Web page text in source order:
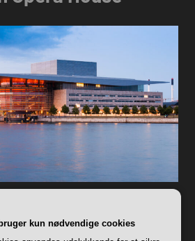
kun nødvendige cookies